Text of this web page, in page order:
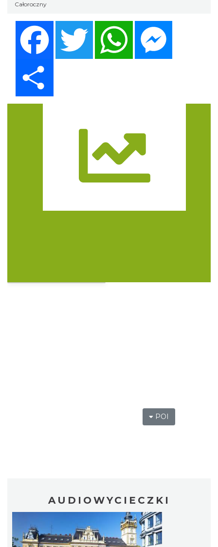
Całoroczny
Twitter WhatsApp
POI
AUDIOWYCIECZKI